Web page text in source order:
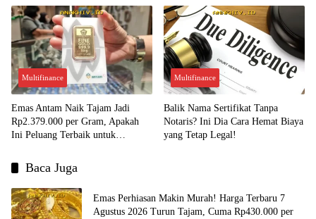
Multifinance
Emas Antam Naik Tajam Jadi
Rp2.379.000 per Gram, Apakah
Ini Peluang Terbaik untuk
Multifinance
Balik Nama Sertifikat Tanpa
Notaris? Ini Dia Cara Hemat Biaya
yang Tetap Legal!
Baca Juga
Emas Perhiasan Makin Murah! Harga Terbaru 7
Agustus 2026 Turun Tajam, Cuma Rp430.000 per